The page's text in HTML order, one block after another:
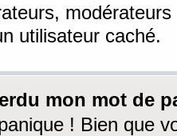
utilisateur caché.
mon mot de
! Bien que